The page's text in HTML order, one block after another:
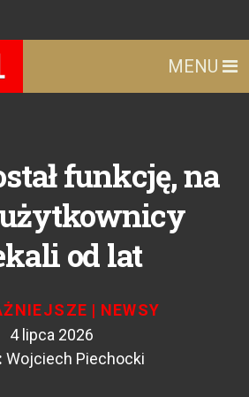
MENU
funkcję, na
od lat
| NEWSY
4 lipca 2026
Wojciech Piechocki